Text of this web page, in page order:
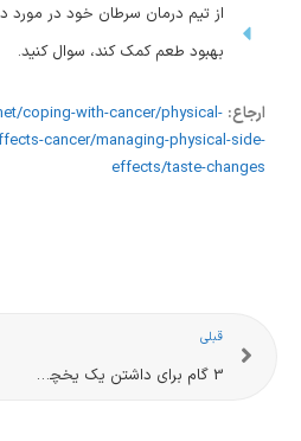
از تیم درمان سرطان خود در مورد
بهبود طعم کمک کند، سوال کنید.
ارجاع: coping-with-cancer/physical-
cancer/managing-physical-side-
effects/taste-changes
قبلی
3 گام برای داشتن یک یخچال تمیز و ایمن برای افراد مبتلا به سرطان